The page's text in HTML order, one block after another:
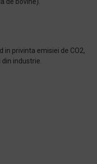
privinta emisiei de CO2,
industrie.